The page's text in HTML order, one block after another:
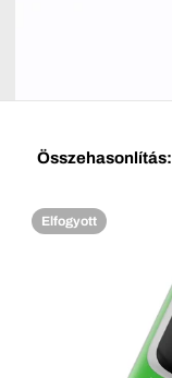
Összehasonlítás:
Elfogyott